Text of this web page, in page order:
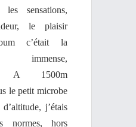
sensations,
le plaisir
c’était la
A 1500m
le petit microbe
j’étais
normes, hors